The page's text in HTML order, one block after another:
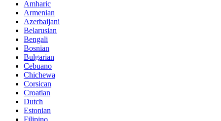
Amharic
Armenian
Azerbaijani
Belarusian
Bengali
Bosnian
Bulgarian
Cebuano
Chichewa
Corsican
Croatian
Dutch
Estonian
Filipino